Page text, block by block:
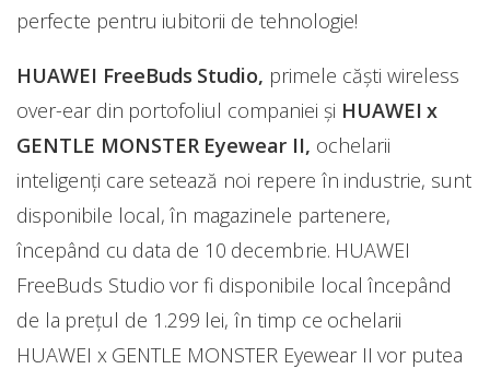
perfecte pentru iubitorii de tehnologie!
HUAWEI FreeBuds Studio, primele căști wireless
over-ear din portofoliul companiei și HUAWEI x
GENTLE MONSTER Eyewear II, ochelarii
inteligenți care setează noi repere în industrie, sunt
disponibile local, în magazinele partenere,
începând cu data de 10 decembrie. HUAWEI
FreeBuds Studio vor fi disponibile local începând
de la prețul de 1.299 lei, în timp ce ochelarii
HUAWEI x GENTLE MONSTER Eyewear II vor putea